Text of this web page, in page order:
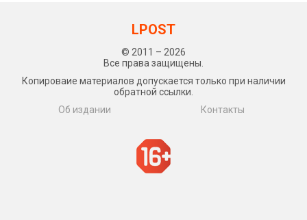
LPOST
© 2011 – 2026
Все права защищены.
Копироваие материалов допускается только при наличии
обратной ссылки.
Об издании
Контакты